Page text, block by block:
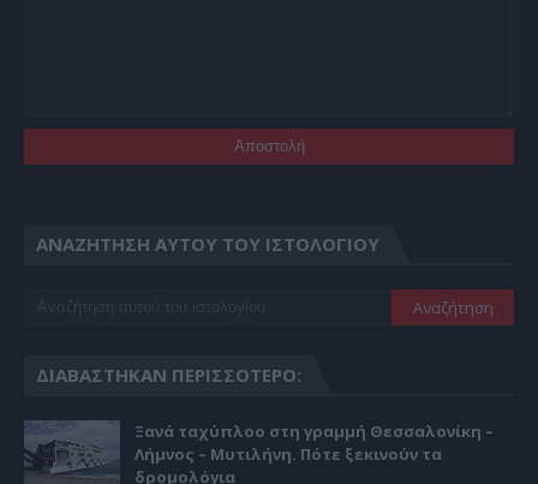
ΑΝΑΖΉΤΗΣΗ ΑΥΤΟΎ ΤΟΥ ΙΣΤΟΛΟΓΊΟΥ
ΔΙΑΒΆΣΤΗΚΑΝ ΠΕΡΙΣΣΌΤΕΡΟ:
Ξανά ταχύπλοο στη γραμμή Θεσσαλονίκη –
Λήμνος – Μυτιλήνη. Πότε ξεκινούν τα
δρομολόγια